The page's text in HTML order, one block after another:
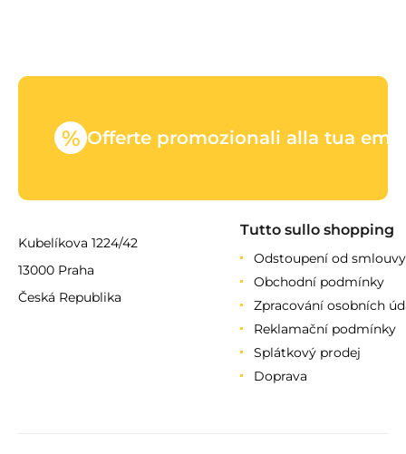
% Offerte promozionali alla tua
Kubelíkova 1224/42
13000 Praha
Česká Republika
Tutto sullo shopping
Odstoupení od smlouvy
Obchodní podmínky
Zpracování osobních
Reklamační podmínky
Splátkový prodej
Doprava